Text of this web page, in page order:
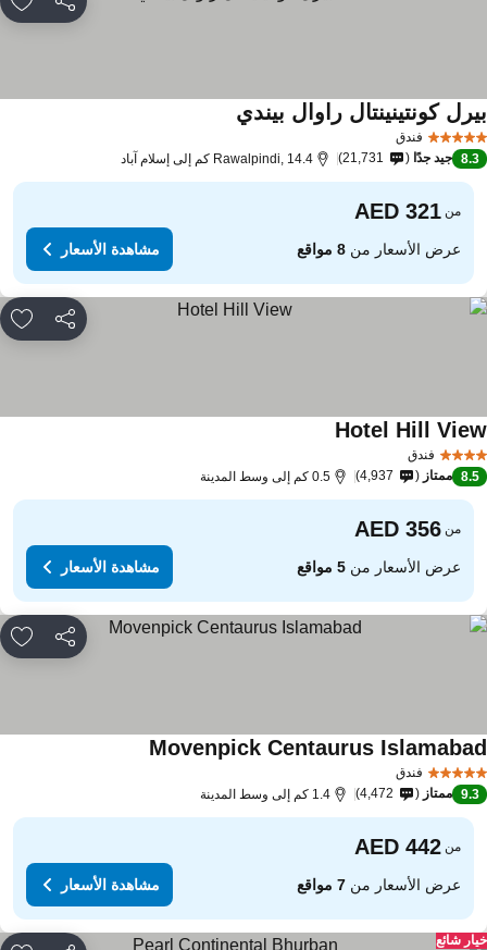
مشاركة
فندق
كونتينينتال راوال بينديمشاهدة الأسعار
8.3 جيد جدًا 21,731 Rawalpindi, 14.4 كم إلى إسلام آباد
من
عرض الأسعار من8 مواقع مشاهدة الأسعار
مشاركة
فندق
Hotel Hillمشاهدة الأسعار
8.5 ممتاز 4,937 0.5 كم إلى وسط المدينة
من
عرض الأسعار من5 مواقع مشاهدة الأسعار
مشاركة
فندق
Movenpick Centaurusمشاهدة الأسعار
9.3 ممتاز 4,472 1.4 كم إلى وسط المدينة
من
عرض الأسعار من7 مواقع مشاهدة الأسعار
شائع